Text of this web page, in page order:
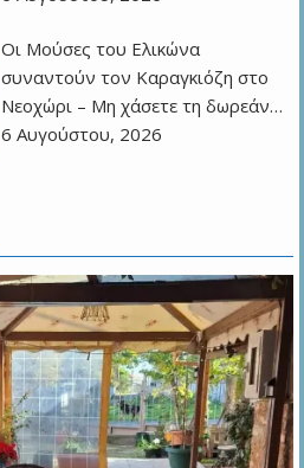
Οι Μούσες του Ελικώνα
συναντούν τον Καραγκιόζη στο
Νεοχώρι – Μη χάσετε τη δωρεάν…
6 Αυγούστου, 2026